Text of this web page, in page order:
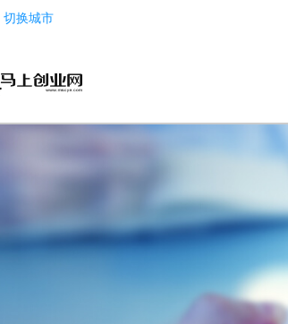
切换城市